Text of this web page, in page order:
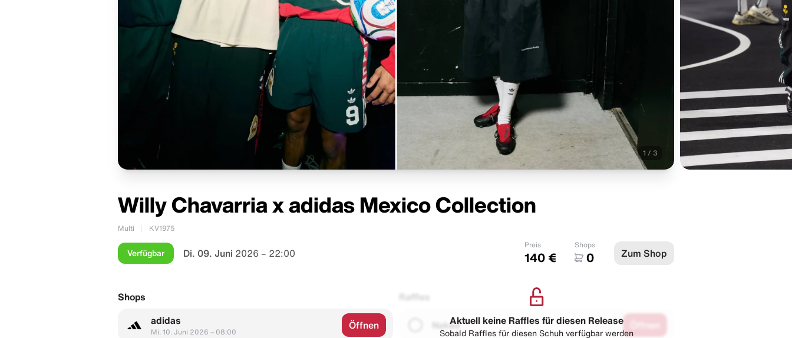
1 / 3
Willy Chavarria x adidas Mexico Collection
Multi KV1975
Verfügbar Di. 09. Juni 2026 – 22:00
Preis
140 €
Shops
0 Zum Shop
Shops
adidas
Mi. 10. Juni 2026 – 08:00
Öffnen
Raffles
NakedAktuell keine Raffles für diesen Release
Sobald Raffles für diesen Schuh verfügbar werden